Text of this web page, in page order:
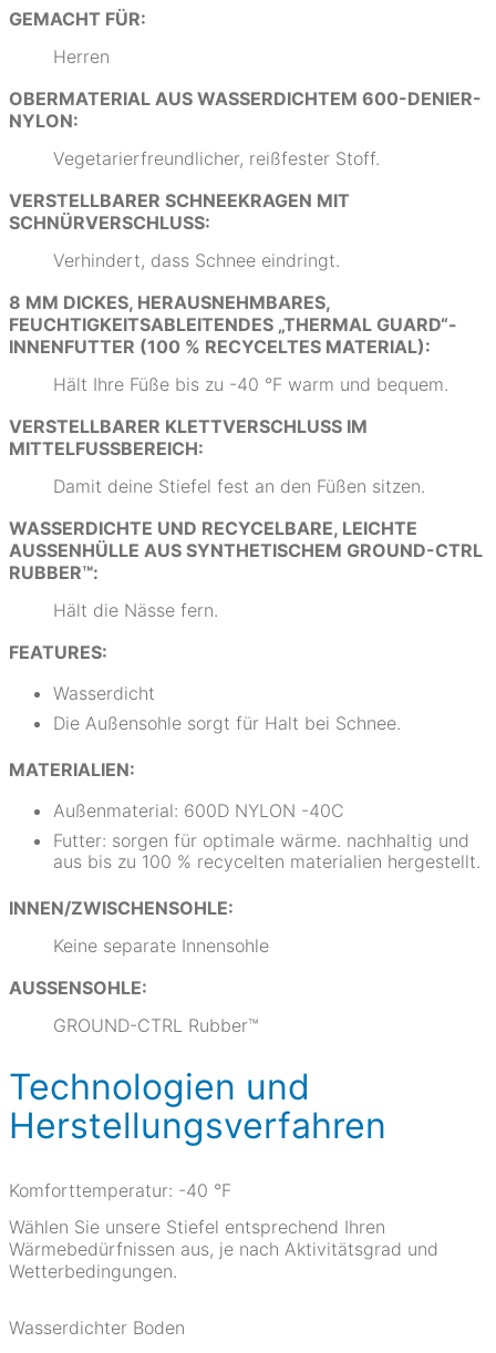
GEMACHT FÜR:
Herren
OBERMATERIAL AUS WASSERDICHTEM 600-DENIER-
NYLON:
Vegetarierfreundlicher, reißfester Stoff.
VERSTELLBARER SCHNEEKRAGEN MIT
SCHNÜRVERSCHLUSS:
Verhindert, dass Schnee eindringt.
8 MM DICKES, HERAUSNEHMBARES,
FEUCHTIGKEITSABLEITENDES „THERMAL GUARD“-
INNENFUTTER (100 % RECYCELTES MATERIAL):
Hält Ihre Füße bis zu -40 °F warm und bequem.
VERSTELLBARER KLETTVERSCHLUSS IM
MITTELFUSSBEREICH:
Damit deine Stiefel fest an den Füßen sitzen.
WASSERDICHTE UND RECYCELBARE, LEICHTE
AUSSENHÜLLE AUS SYNTHETISCHEM GROUND-CTRL R
UBBER™:
Hält die Nässe fern.
FEATURES:
Wasserdicht
Die Außensohle sorgt für Halt bei Schnee.
MATERIALIEN:
Außenmaterial: 600D NYLON -40C
Futter: sorgen für optimale wärme. nachhaltig und
aus bis zu 100 % recycelten materialien hergestellt.
INNEN/ZWISCHENSOHLE:
Keine separate Innensohle
AUSSENSOHLE:
GROUND-CTRL Rubber™
Technologien und
Herstellungsverfahren
Komforttemperatur: -40 °F
Wählen Sie unsere Stiefel entsprechend Ihren
Wärmebedürfnissen aus, je nach Aktivitätsgrad und
Wetterbedingungen.
Wasserdichter Boden